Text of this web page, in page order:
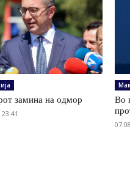
замина на одмор
Во